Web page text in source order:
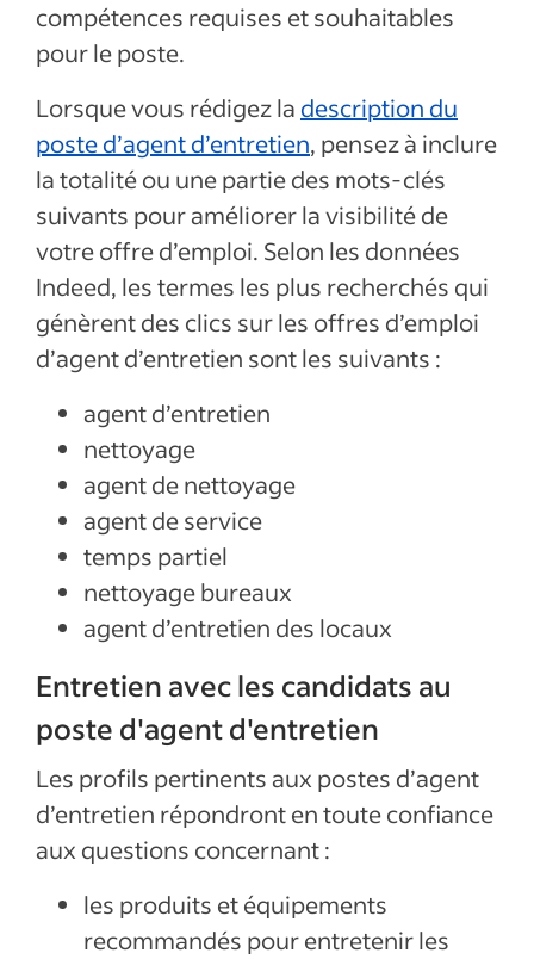
compétences requises et souhaitables
pour le poste.
Lorsque vous rédigez la description du
poste d’agent d’entretien, pensez à inclure
la totalité ou une partie des mots-clés
suivants pour améliorer la visibilité de
votre offre d’emploi. Selon les données
Indeed, les termes les plus recherchés qui
génèrent des clics sur les offres d’emploi
d’agent d’entretien sont les suivants :
agent d’entretien
nettoyage
agent de nettoyage
agent de service
temps partiel
nettoyage bureaux
agent d’entretien des locaux
Entretien avec les candidats au
poste d'agent d'entretien
Les profils pertinents aux postes d’agent
d’entretien répondront en toute confiance
aux questions concernant :
les produits et équipements
recommandés pour entretenir les